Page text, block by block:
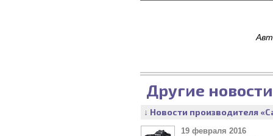
Другие
↓ Новости производителя
19 февраля 2016